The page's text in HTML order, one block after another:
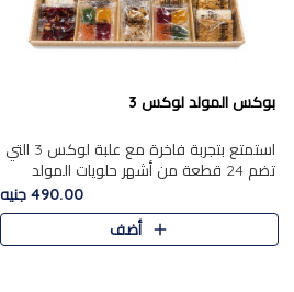
بوكس المولد لوكس 3
استمتع بتجربة فاخرة مع علبة لوكس 3 التي
تضم 24 قطعة من أشهر حلويات المولد
الشرقية المختارة بعناية. تحتوي التشكيلة على
الجزرية بالفول، والملب..
490.00 جنيه
أضف